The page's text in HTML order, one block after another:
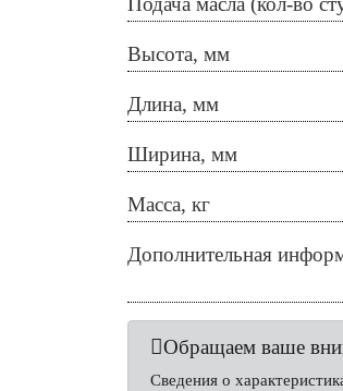
Высота, мм
Длина, мм
Ширина, мм
Масса, кг
Дополнительная
Обращаем ваше
Сведения о